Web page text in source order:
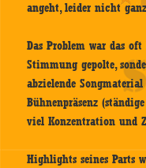
angeht, leider nicht
Das Problem war das
Stimmung gepolte,
abzielende
Bühnenpräsenz
viel Konzentration und
Highlights seines Parts